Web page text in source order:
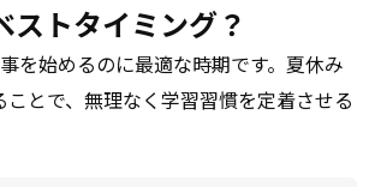
ストタイミング？
を始めるのに最適な時期です。夏休み
とで、無理なく学習習慣を定着させる